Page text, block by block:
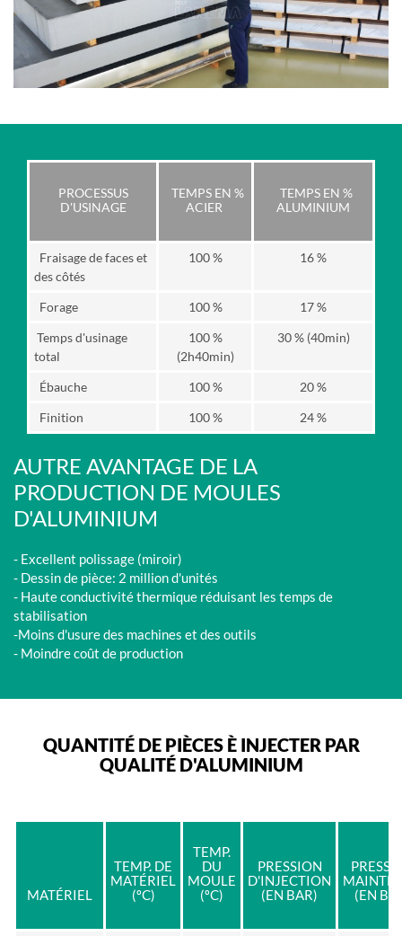
PROCESSUS
D'USINAGE
TEMPS EN %
ACIER
TEMPS EN %
ALUMINIUM
Fraisage de faces et
des côtés
100 % 16 %
Forage 100 %
17 %
Temps d'usinage
total
100 %
(2h40min)
30 % (40min)
Ébauche 100 %
20 %
Finition
100 % 24 %
AUTRE AVANTAGE DE LA
PRODUCTION DE MOULES
D'ALUMINIUM
- Excellent polissage (miroir)
- Dessin de pièce: 2 million d'unités
- Haute conductivité thermique réduisant les temps de
stabilisation
-Moins d'usure des machines et des outils
- Moindre coût de production
QUANTITÉ DE PIÈCES È INJECTER PAR
QUALITÉ D'ALUMINIUM
MATÉRIEL
TEMP. DE
MATÉRIEL
(ºC)
TEMP.
DU
MOULE
(ºC)
PRESSION
D'INJECTION
(EN BAR)
(EN